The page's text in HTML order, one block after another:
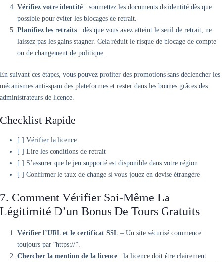
Vérifiez votre identité : soumettez les documents d« identité dès que
possible pour éviter les blocages de retrait.
Planifiez les retraits : dès que vous avez atteint le seuil de retrait, ne
laissez pas les gains stagner. Cela réduit le risque de blocage de compte
ou de changement de politique.
En suivant ces étapes, vous pouvez profiter des promotions sans déclencher les
mécanismes anti‑spam des plateformes et rester dans les bonnes grâces des
administrateurs de licence.
Checklist Rapide
[ ] Vérifier la licence
[ ] Lire les conditions de retrait
[ ] S’assurer que le jeu supporté est disponible dans votre région
[ ] Confirmer le taux de change si vous jouez en devise étrangère
7. Comment Vérifier Soi‑même La
Légitimité D’un Bonus De Tours Gratuits
Vérifier l’URL et le certificat SSL – Un site sécurisé commence
toujours par “https://”.
Chercher la mention de la licence : la licence doit être clairement